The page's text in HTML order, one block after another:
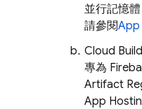
並行記憶
請參閱App
Cloud Build
專為
Artifact
App